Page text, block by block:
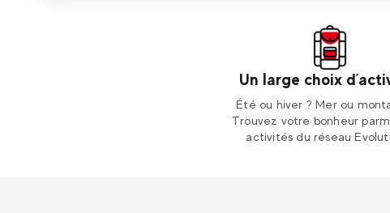
Un large choix
Été ou hiver ? Mer ou
Trouvez votre bonheur
activités du réseau